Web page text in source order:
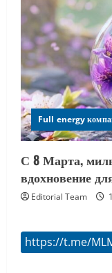
Full energy
С 8 Марта,
вдохновение
Editorial Team
https://t.me/